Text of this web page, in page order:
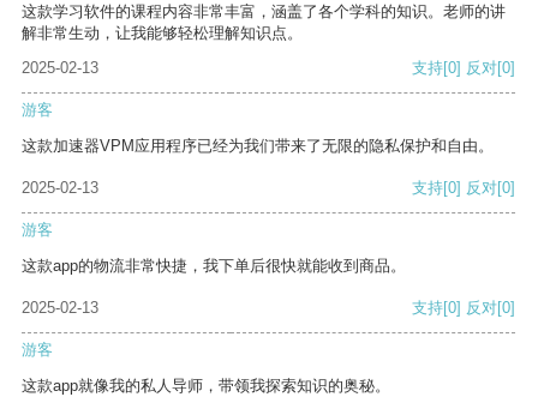
这款学习软件的课程内容非常丰富，涵盖了各个学科的知识。老师的讲
解非常生动，让我能够轻松理解知识点。
2025-02-13
支持[0] 反对[0]
游客
这款加速器VPM应用程序已经为我们带来了无限的隐私保护和自由。
2025-02-13 支持[0] 反对[0]
游客
这款app的物流非常快捷，我下单后很快就能收到商品。
2025-02-13 支持[0] 反对[0]
游客
这款app就像我的私人导师，带领我探索知识的奥秘。